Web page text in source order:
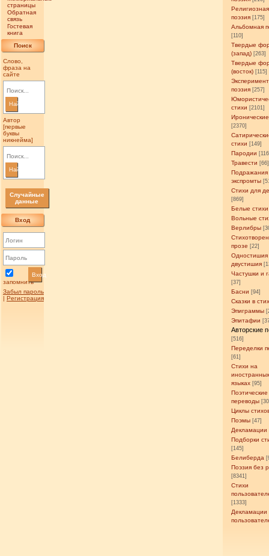
страницы
Обратная
связь
Гостевая
книга
Поиск
Слово,
фраза на
сайте
Найти
Автор
[первые
буквы
никнейма]
Найти
Случайные
данные
Вход
запомнить
Вход
Забыл пароль
| Регистрация
Религиозная
поэзия [175]
Альбомная
[110]
Твердые
(запад) [263]
Твердые
(восток) [115]
поэзия [257]
стихи [2101]
[2370]
стихи [149]
Пародии
Травести [66]
Подражания
экспромты
Стихи для
[869]
Белые стихи
Вольные
Верлибры
прозе [22]
Одностишия
двустишия
Частушки и
[37]
Басни [94]
Сказки в
Эпиграммы
Эпитафии
Авторские
[516]
Переделки
[61]
Стихи на
языках [95]
Поэтические
переводы
Циклы
Поэмы [47]
Декламации
Подборки
[145]
Белиберда
Поэзия без
[8341]
Стихи
[1333]
Декламации